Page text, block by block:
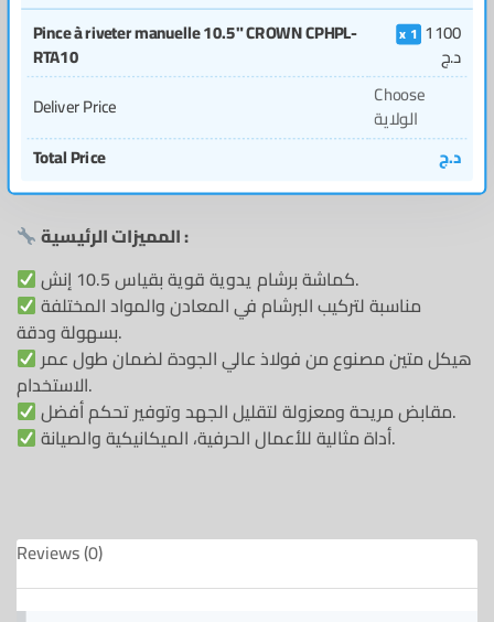
Pince à riveter manuelle 10.5" CROWN CPHPL-
RTA10
1 1100
د.ج
Deliver Price
Choose
الولاية
Total Price
د.ج
المميزات الرئيسية :
كماشة برشام يدوية قوية بقياس 10.5 إنش.
مناسبة لتركيب البرشام في المعادن والمواد المختلفة
بسهولة ودقة.
الاستخدام.
مقابض مريحة ومعزولة لتقليل الجهد وتوفير تحكم أفضل.
أداة مثالية للأعمال الحرفية، الميكانيكية والصيانة.
Reviews (0)